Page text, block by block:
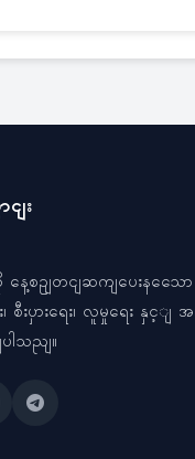
ျး
ကို နေ့စဥျတငျဆကျပေးနသ
၊ စီးပှားရေး၊ လူမှုရေး နှ
ါသညျ။